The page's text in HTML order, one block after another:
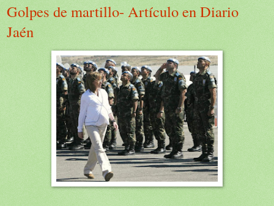
Golpes de martillo- Artículo en Diario
Jaén